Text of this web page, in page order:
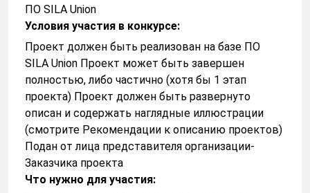
ПО SILA Union
Условия участия в конкурсе:
Проект должен быть реализован на базе ПО
SILA Union Проект может быть завершен
полностью, либо частично (хотя бы 1 этап
проекта) Проект должен быть развернуто
описан и содержать наглядные иллюстрации
(смотрите Рекомендации к описанию проектов)
Подан от лица представителя организации-
Заказчика проекта
Что нужно для участия: